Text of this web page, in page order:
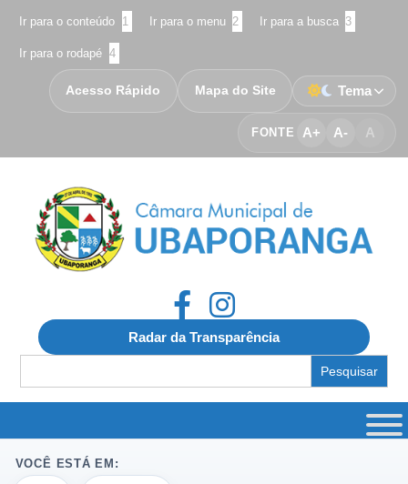
Ir para o conteúdo 1 Ir para o menu 2 Ir para a busca 3
Ir para o rodapé 4
FONTE A+ A- A
Acesso Rápido Mapa do Site Tema
Radar da Transparência
for:
VOCÊ ESTÁ EM: